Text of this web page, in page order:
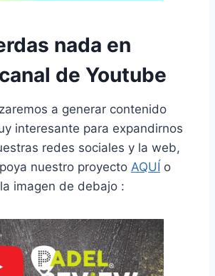
nada en
de Youtube
a generar contenido
interesante para expandirnos
redes sociales y la web,
nuestro proyecto AQUÍ o
imagen de debajo :